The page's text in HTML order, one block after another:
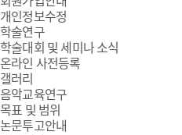
개인정보수정
학술연구
학술대회 및 세미나 소식
온라인 사전등록
갤러리
음악교육연구
목표 및 범위
논문투고안내